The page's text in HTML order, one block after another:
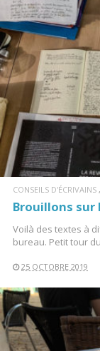
CONSEILS D'ÉCRIVAINS
Brouillons sur
Voilà des textes à
bureau. Petit tour
25 OCTOBRE 2019